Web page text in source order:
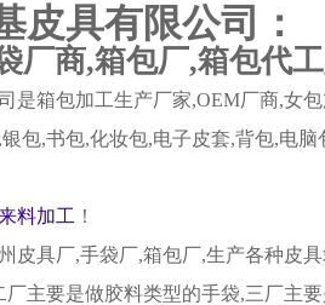
皮具有限公司：
厂商,箱包厂,箱包代
箱包加工生产厂家,OEM厂商,女
包,书包,化妆包,电子皮套,背包,电
料加工 ！
具厂,手袋厂,箱包厂,生产各种皮
主要是做胶料类型的手袋,三厂主